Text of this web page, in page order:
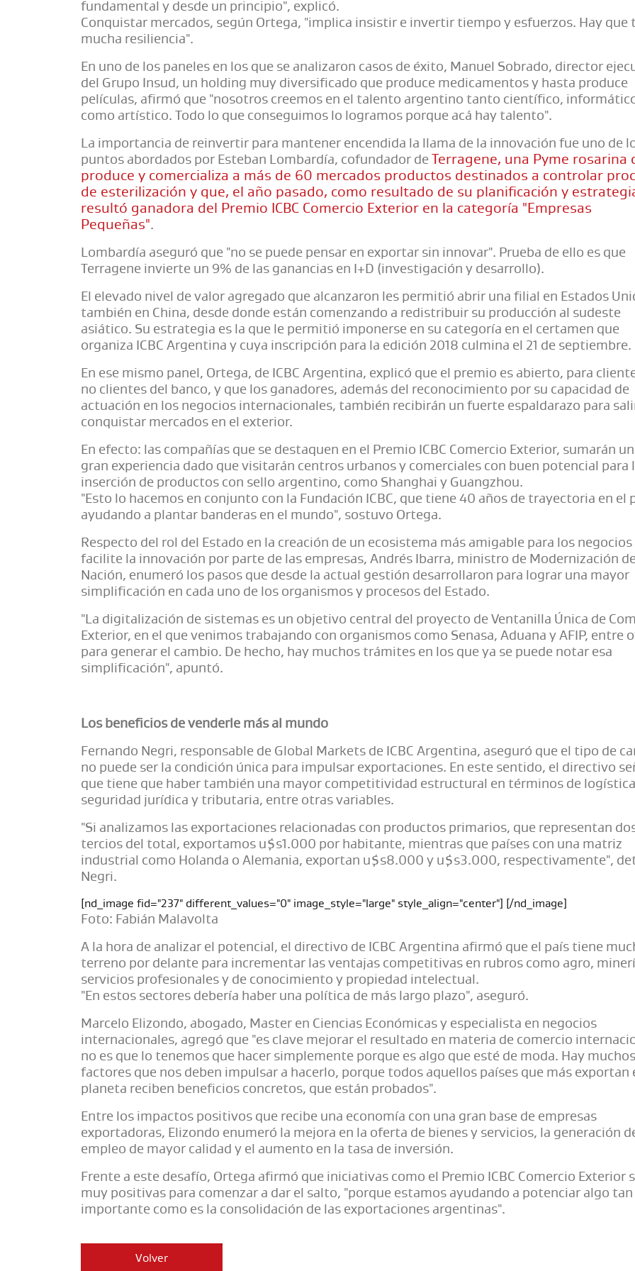
fundamental y desde un principio", explicó.
Conquistar mercados, según Ortega, "implica insistir e invertir tiempo y esfuerzos. Hay que
mucha resiliencia".
En uno de los paneles en los que se analizaron casos de éxito, Manuel Sobrado, director
del Grupo Insud, un holding muy diversificado que produce medicamentos y hasta produce
películas, afirmó que "nosotros creemos en el talento argentino tanto científico,
como artístico. Todo lo que conseguimos lo logramos porque acá hay talento".
La importancia de reinvertir para mantener encendida la llama de la innovación fue uno de
puntos abordados por Esteban Lombardía, cofundador de
Terragene, una Pyme rosarina
produce y comercializa a más de 60 mercados productos destinados a controlar
de esterilización y que, el año pasado, como resultado de su planificación y
resultó ganadora del Premio ICBC Comercio Exterior en la categoría "Empresas
Pequeñas".
Lombardía aseguró que "no se puede pensar en exportar sin innovar". Prueba de ello es que
Terragene invierte un 9% de las ganancias en I+D (investigación y desarrollo).
El elevado nivel de valor agregado que alcanzaron les permitió abrir una filial en Estados
también en China, desde donde están comenzando a redistribuir su producción al sudeste
asiático. Su estrategia es la que le permitió imponerse en su categoría en el certamen que
organiza ICBC Argentina y cuya inscripción para la edición 2018 culmina el 21 de septiembre.
En ese mismo panel, Ortega, de ICBC Argentina, explicó que el premio es abierto, para
no clientes del banco, y que los ganadores, además del reconocimiento por su capacidad de
actuación en los negocios internacionales, también recibirán un fuerte espaldarazo para
conquistar mercados en el exterior.
En efecto: las compañías que se destaquen en el Premio ICBC Comercio Exterior, sumarán
gran experiencia dado que visitarán centros urbanos y comerciales con buen potencial para
inserción de productos con sello argentino, como Shanghai y Guangzhou.
"Esto lo hacemos en conjunto con la Fundación ICBC, que tiene 40 años de trayectoria en el
ayudando a plantar banderas en el mundo", sostuvo Ortega.
Respecto del rol del Estado en la creación de un ecosistema más amigable para los negocios
facilite la innovación por parte de las empresas, Andrés Ibarra, ministro de Modernización
Nación, enumeró los pasos que desde la actual gestión desarrollaron para lograr una mayor
simplificación en cada uno de los organismos y procesos del Estado.
"La digitalización de sistemas es un objetivo central del proyecto de Ventanilla Única de
Exterior, en el que venimos trabajando con organismos como Senasa, Aduana y AFIP, entre
para generar el cambio. De hecho, hay muchos trámites en los que ya se puede notar esa
simplificación", apuntó.
Los beneficios de venderle más al mundo
Fernando Negri, responsable de Global Markets de ICBC Argentina, aseguró que el tipo de
no puede ser la condición única para impulsar exportaciones. En este sentido, el directivo
que tiene que haber también una mayor competitividad estructural en términos de
seguridad jurídica y tributaria, entre otras variables.
"Si analizamos las exportaciones relacionadas con productos primarios, que representan
tercios del total, exportamos u$s1.000 por habitante, mientras que países con una matriz
industrial como Holanda o Alemania, exportan u$s8.000 y u$s3.000, respectivamente",
Negri.
[nd_image fid="237" different_values="0" image_style="large" style_align="center"] [/nd_image]
Foto: Fabián Malavolta
A la hora de analizar el potencial, el directivo de ICBC Argentina afirmó que el país tiene
terreno por delante para incrementar las ventajas competitivas en rubros como agro,
servicios profesionales y de conocimiento y propiedad intelectual.
"En estos sectores debería haber una política de más largo plazo", aseguró.
Marcelo Elizondo, abogado, Master en Ciencias Económicas y especialista en negocios
internacionales, agregó que "es clave mejorar el resultado en materia de comercio
no es que lo tenemos que hacer simplemente porque es algo que esté de moda. Hay muchos
factores que nos deben impulsar a hacerlo, porque todos aquellos países que más exportan
planeta reciben beneficios concretos, que están probados".
Entre los impactos positivos que recibe una economía con una gran base de empresas
exportadoras, Elizondo enumeró la mejora en la oferta de bienes y servicios, la generación
empleo de mayor calidad y el aumento en la tasa de inversión.
Frente a este desafío, Ortega afirmó que iniciativas como el Premio ICBC Comercio Exterior
muy positivas para comenzar a dar el salto, "porque estamos ayudando a potenciar algo tan
importante como es la consolidación de las exportaciones argentinas".
Volver